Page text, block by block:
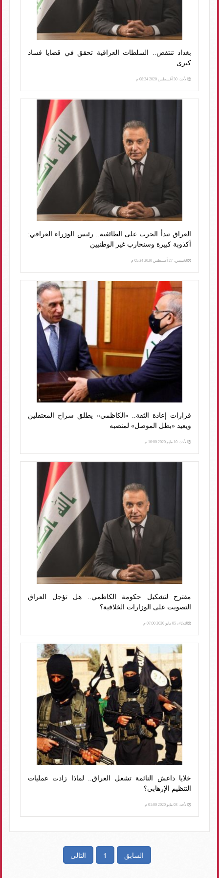
بغداد تنتفض.. السلطات العراقية تحقق في قضايا فساد
كبرى
الأحد، 30 أغسطس 2020 08:24 م
العراق تبدأ الحرب على الطائفية.. رئيس الوزراء العراقي:
أكذوبة كبيرة وسنحارب غير الوطنيين
الخميس، 27 أغسطس 2020 05:34 م
قرارات إعادة الثقة.. «الكاظمي» يطلق سراح المعتقلين
ويعيد «بطل الموصل» لمنصبه
الأحد، 10 مايو 2020 10:00 م
مقترح لتشكيل حكومة الكاظمي.. هل تؤجل العراق
التصويت على الوزارات الخلافية؟
الثلاثاء، 05 مايو 2020 07:00 م
خلايا داعش النائمة تشعل العراق.. لماذا زادت عمليات
التنظيم الإرهابي؟
الأحد، 03 مايو 2020 01:00 م
السابق 1 التالى